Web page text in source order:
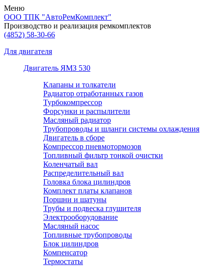
Меню
ООО ТПК "АвтоРемКомплект"
Производство и реализация ремкомплектов
(4852) 58-30-66
Для двигателя
Двигатель ЯМЗ 530
Клапаны и толкатели
Радиатор отработанных газов
Турбокомпрессор
Форсунки и распылители
Масляный радиатор
Трубопроводы и шланги системы охлаждения
Двигатель в сборе
Компрессор пневмотормозов
Топливный фильтр тонкой очистки
Коленчатый вал
Распределительный вал
Головка блока цилиндров
Комплект платы клапанов
Поршни и шатуны
Трубы и подвеска глушителя
Электрооборудование
Масляный насос
Топливные трубопроводы
Блок цилиндров
Компенсатор
Термостаты